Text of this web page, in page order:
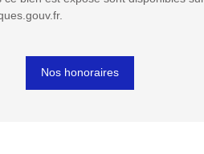
Nos honoraires